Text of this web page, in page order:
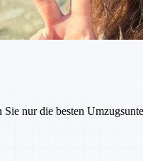
Sie nur die besten